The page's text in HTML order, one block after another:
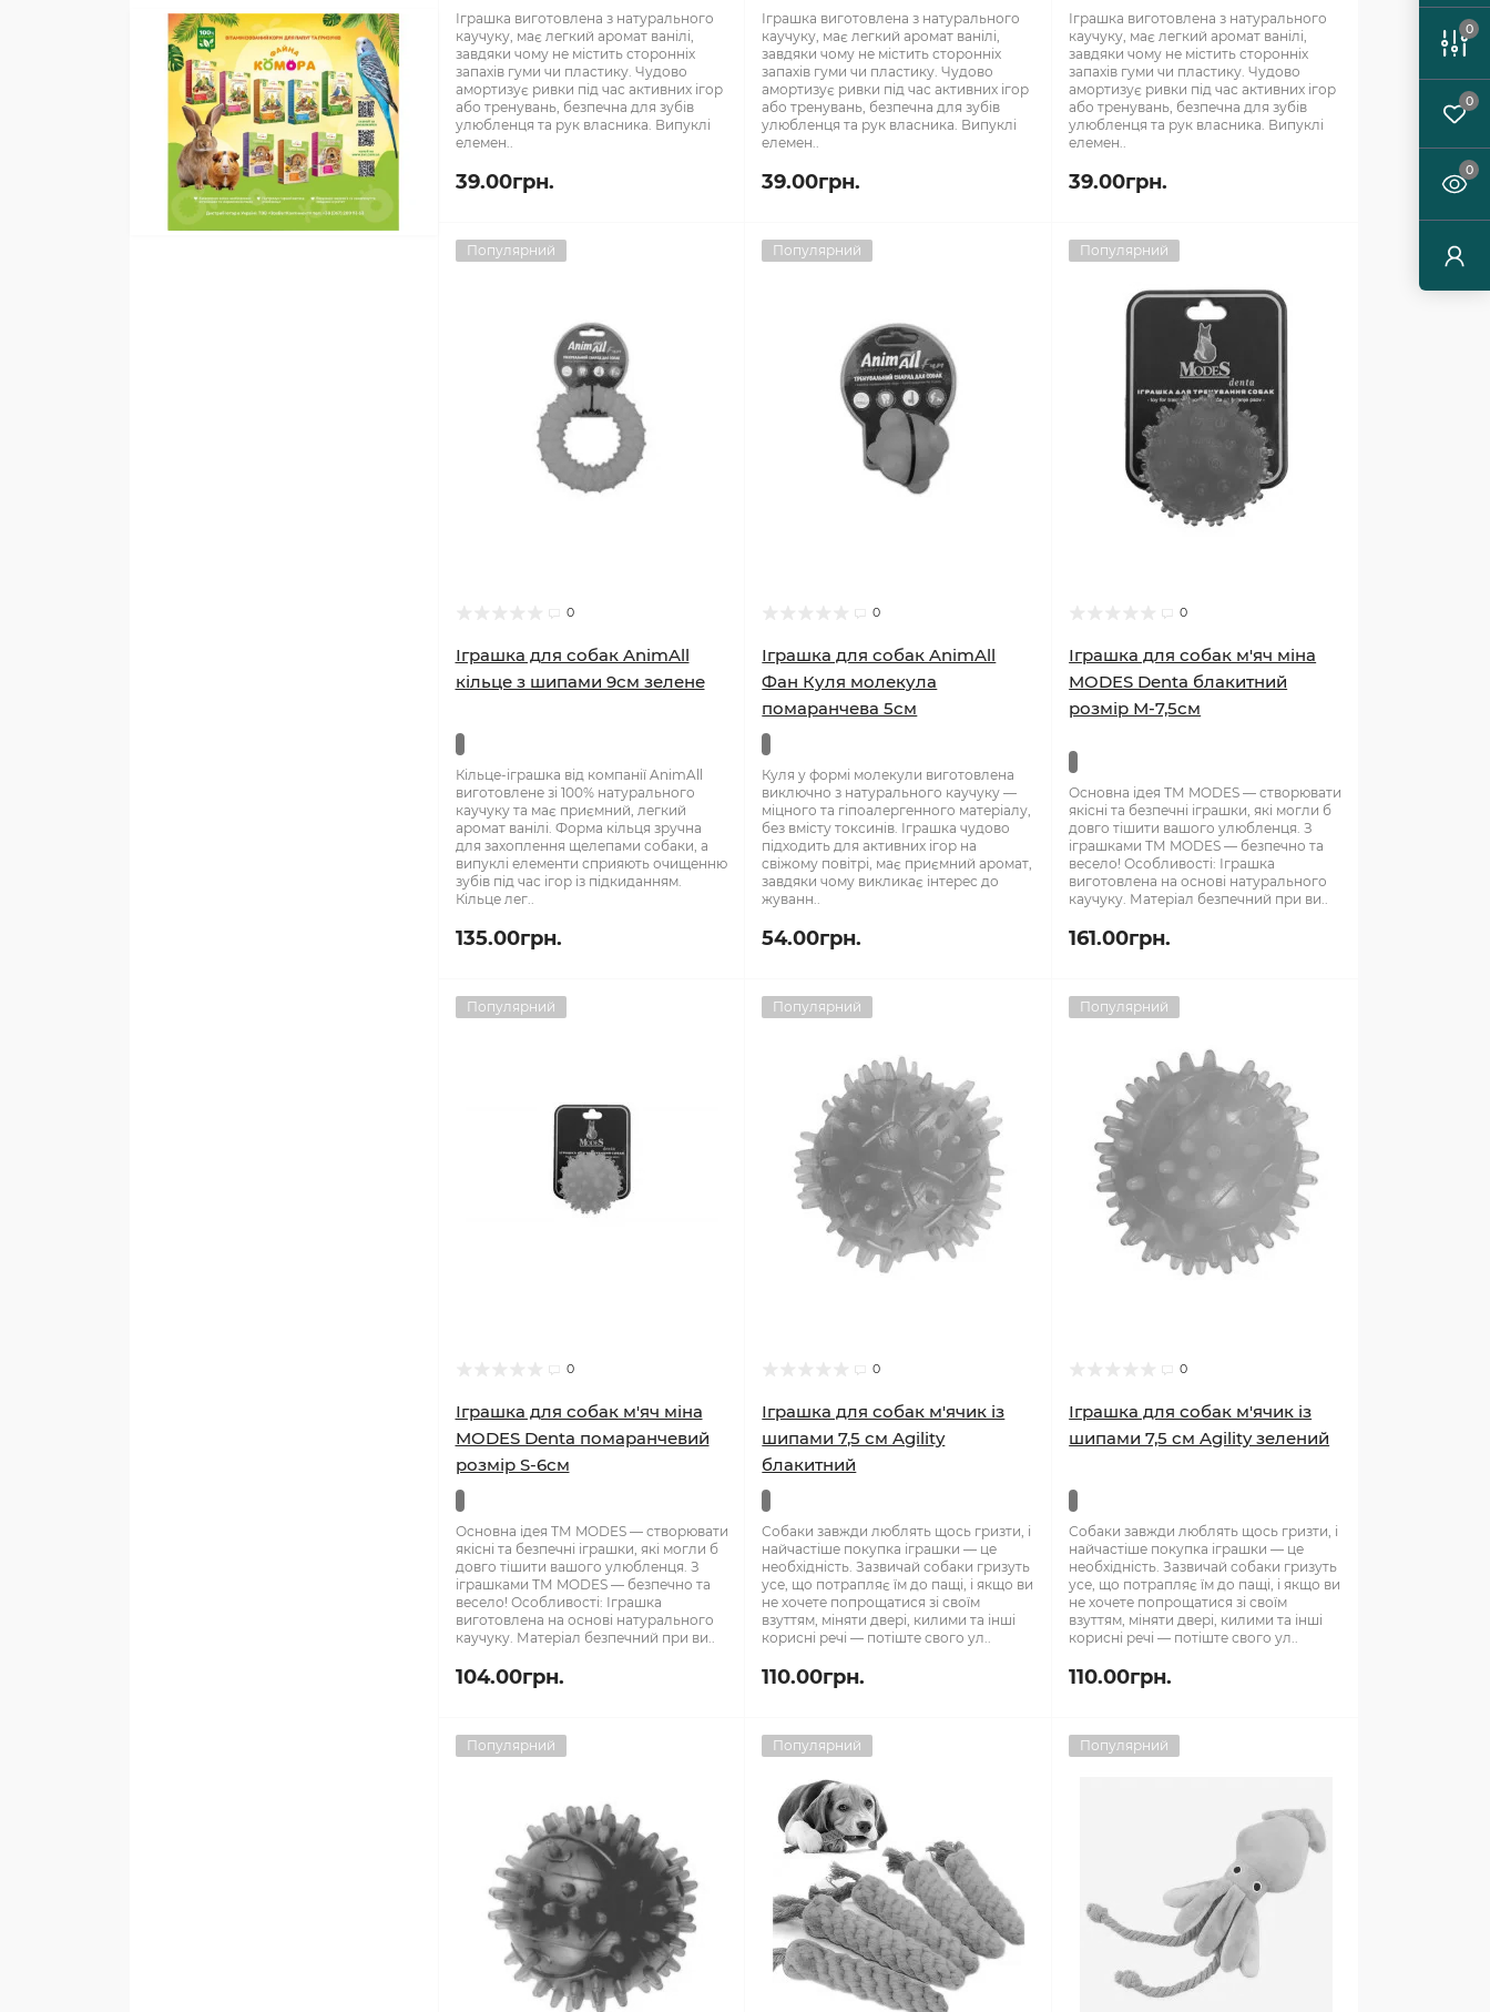
0
0
0
Іграшка виготовлена з натурального
каучуку, має легкий аромат ванілі,
завдяки чому не містить сторонніх
запахів гуми чи пластику. Чудово
амортизує ривки під час активних ігор
або тренувань, безпечна для зубів
улюбленця та рук власника. Випуклі
елемен..
39.00грн.
Іграшка виготовлена з натурального
каучуку, має легкий аромат ванілі,
завдяки чому не містить сторонніх
запахів гуми чи пластику. Чудово
амортизує ривки під час активних ігор
або тренувань, безпечна для зубів
улюбленця та рук власника. Випуклі
елемен..
39.00грн.
Іграшка виготовлена з натурального
каучуку, має легкий аромат ванілі,
завдяки чому не містить сторонніх
запахів гуми чи пластику. Чудово
амортизує ривки під час активних ігор
або тренувань, безпечна для зубів
улюбленця та рук власника. Випуклі
елемен..
39.00грн.
Популярний
0
Іграшка для собак AnimAll
кільце з шипами 9см зелене
Кільце-іграшка від компанії AnimAll
виготовлене зі 100% натурального
каучуку та має приємний, легкий
аромат ванілі. Форма кільця зручна
для захоплення щелепами собаки, а
випуклі елементи сприяють очищенню
зубів під час ігор із підкиданням.
Кільце лег..
135.00грн.
Популярний
0
Іграшка для собак AnimAll
Фан Куля молекула
помаранчева 5см
Куля у формі молекули виготовлена
виключно з натурального каучуку —
міцного та гіпоалергенного матеріалу,
без вмісту токсинів. Іграшка чудово
підходить для активних ігор на
свіжому повітрі, має приємний аромат,
завдяки чому викликає інтерес до
жуванн..
54.00грн.
Популярний
0
Іграшка для собак м'яч міна
MODES Denta блакитний
розмір М-7,5см
Основна ідея ТМ MODES — створювати
якісні та безпечні іграшки, які могли б
довго тішити вашого улюбленця. З
іграшками ТМ MODES — безпечно та
весело! Особливості: Іграшка
виготовлена на основі натурального
каучуку. Матеріал безпечний при ви..
161.00грн.
Популярний
0
Іграшка для собак м'яч міна
MODES Denta помаранчевий
розмір S-6см
Основна ідея ТМ MODES — створювати
якісні та безпечні іграшки, які могли б
довго тішити вашого улюбленця. З
іграшками ТМ MODES — безпечно та
весело! Особливості: Іграшка
виготовлена на основі натурального
каучуку. Матеріал безпечний при ви..
104.00грн.
Популярний
0
Іграшка для собак м'ячик із
шипами 7,5 см Agility
блакитний
Собаки завжди люблять щось гризти, і
найчастіше покупка іграшки — це
необхідність. Зазвичай собаки гризуть
усе, що потрапляє їм до пащі, і якщо ви
не хочете попрощатися зі своїм
взуттям, міняти двері, килими та інші
корисні речі — потіште свого ул..
110.00грн.
Популярний
0
Іграшка для собак м'ячик із
шипами 7,5 см Agility зелений
Собаки завжди люблять щось гризти, і
найчастіше покупка іграшки — це
необхідність. Зазвичай собаки гризуть
усе, що потрапляє їм до пащі, і якщо ви
не хочете попрощатися зі своїм
взуттям, міняти двері, килими та інші
корисні речі — потіште свого ул..
110.00грн.
Популярний Популярний Популярний